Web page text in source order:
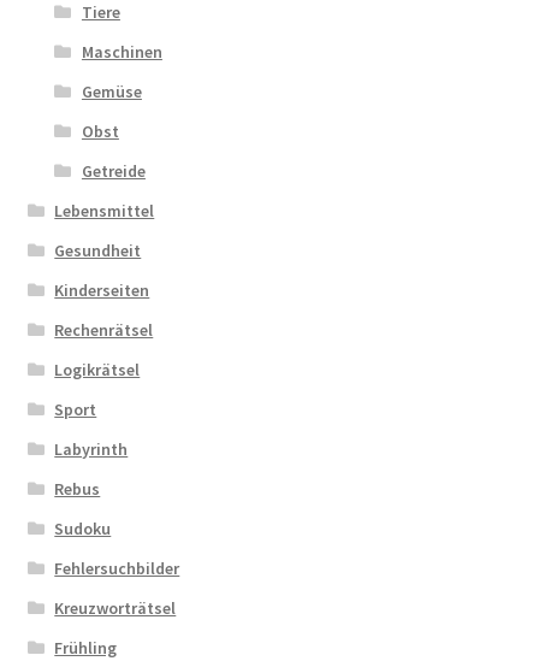
Tiere
Maschinen
Gemüse
Obst
Getreide
Lebensmittel
Gesundheit
Kinderseiten
Rechenrätsel
Logikrätsel
Sport
Labyrinth
Rebus
Sudoku
Fehlersuchbilder
Kreuzworträtsel
Frühling